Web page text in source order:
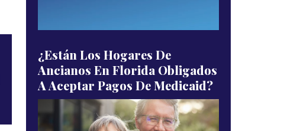
¿Están Los Hogares De
Ancianos En Florida Obligados
A Aceptar Pagos De Medicaid?